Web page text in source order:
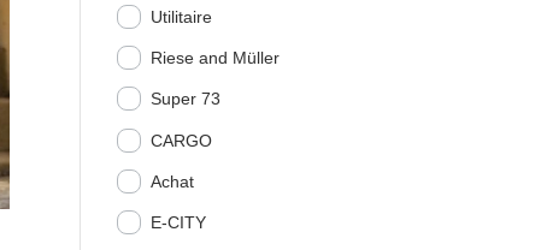
Utilitaire
Riese and Müller
Super 73
CARGO
Achat
E-CITY